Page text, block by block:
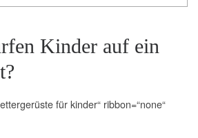
Kinder auf ein
für kinder“ ribbon=“none“